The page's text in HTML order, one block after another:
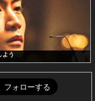
よう